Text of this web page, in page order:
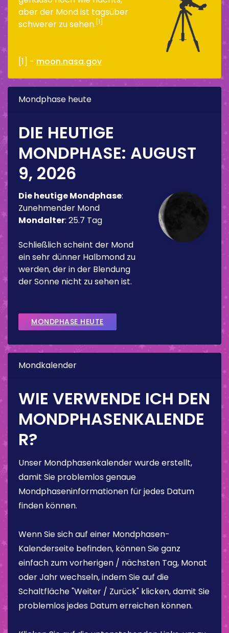
aber der Mond ist tagsüber
schwerer zu sehen. [1]
[1] - moon.nasa.gov
Mondphase heute
DIE HEUTIGE
MONDPHASE: AUGUST
9, 2026
Die heutige Mondphase:
Zunehmender Mond
Mondalter: 25.7 Tag
Schließlich scheint der Mond
ein sehr dünner Halbmond zu
werden, der in der Blendung
der Sonne nicht zu sehen ist.
MONDPHASE HEUTE
Mondkalender
WIE VERWENDE ICH DEN
MONDPHASENKALENDE
R?
Unser Mondphasenkalender wurde erstellt,
damit Sie problemlos genaue
Mondphaseninformationen für jedes Datum
finden können.
Wenn Sie sich auf einer Mondphasen-
Kalenderseite befinden, können Sie ganz
einfach zum vorherigen / nächsten Tag, Monat
oder Jahr wechseln, indem Sie auf die
Schaltfläche "Weiter / Zurück" klicken, damit Sie
problemlos jedes Datum erreichen können.